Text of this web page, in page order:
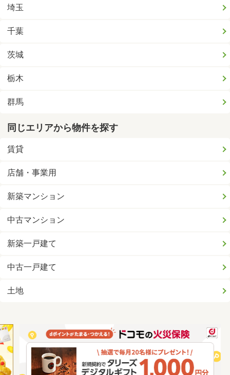
埼玉
千葉
茨城
栃木
群馬
同じエリアから物件を探す
賃貸
店舗・事業用
新築マンション
中古マンション
新築一戸建て
中古一戸建て
土地